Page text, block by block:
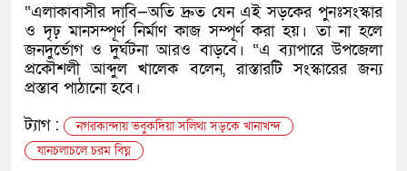
“এলাকাবাসীর দাবি—অতি দ্রুত যেন এই সড়কের পুনঃসংস্কার
ও দৃঢ় মানসম্পূর্ণ নির্মাণ কাজ সম্পূর্ণ করা হয়। তা না হলে
জনদুর্ভোগ ও দুর্ঘটনা আরও বাড়বে। “এ ব্যাপারে উপজেলা
প্রকৌশলী আব্দুল খালেক বলেন, রাস্তারটি সংস্কারের জন্য
প্রস্তাব পাঠানো হবে।
ট্যাগ :
নগরকান্দায় ভবুকদিয়া সলিথা সড়কে খানাখন্দ
যানচলাচলে চরম বিঘ্ন